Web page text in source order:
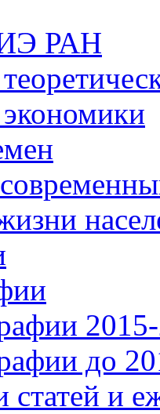
РАН
2015-
до
и